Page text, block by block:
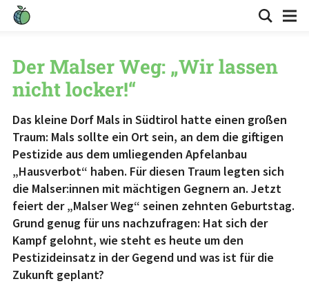
Der Malser Weg: „Wir lassen
nicht locker!“
Das kleine Dorf Mals in Südtirol hatte einen großen
Traum: Mals sollte ein Ort sein, an dem die giftigen
Pestizide aus dem umliegenden Apfelanbau
„Hausverbot“ haben. Für diesen Traum legten sich
die Malser:innen mit mächtigen Gegnern an. Jetzt
feiert der „Malser Weg“ seinen zehnten Geburtstag.
Grund genug für uns nachzufragen: Hat sich der
Kampf gelohnt, wie steht es heute um den
Pestizideinsatz in der Gegend und was ist für die
Zukunft geplant?